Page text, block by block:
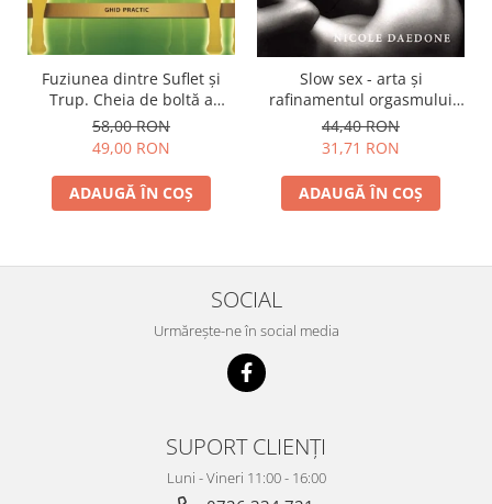
Fuziunea dintre Suflet și
Trup. Cheia de boltă a
vindecării și transformării
spirituale
58,00 RON
49,00 RON
ADAUGĂ ÎN COȘ
Slow sex - arta şi
rafinamentul orgasmului
feminin
44,40 RON
31,71 RON
ADAUGĂ ÎN COȘ
SOCIAL
Urmărește-ne în social media
SUPORT CLIENȚI
Luni - Vineri 11:00 - 16:00